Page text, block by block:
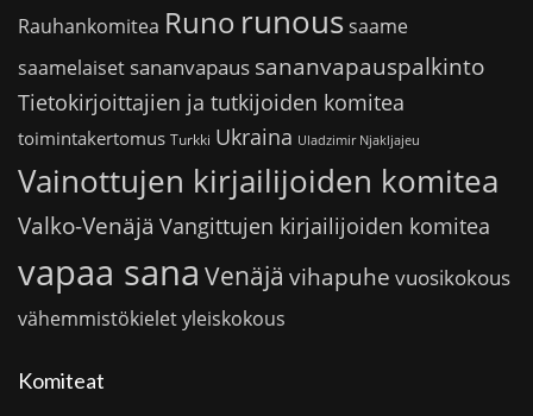
Rauhankomitea Runo runoussaame
saamelaiset sananvapaus sananvapauspalkinto
Tietokirjoittajien ja tutkijoiden komitea
toimintakertomus Turkki Ukraina Uladzimir Njakljajeu
Vainottujen kirjailijoiden komitea
Valko-Venäjä Vangittujen kirjailijoiden komitea
vapaa sana Venäjä vihapuhe vuosikokous
vähemmistökieletyleiskokous
Komiteat